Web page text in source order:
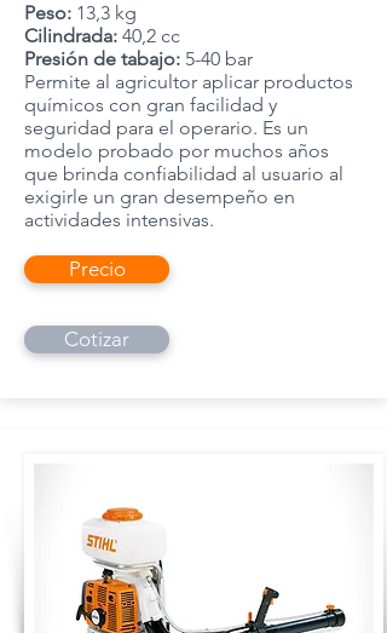
Peso: 13,3 kg
Cilindrada: 40,2 cc
Presión de tabajo: 5-40 bar
Permite al agricultor aplicar productos
químicos con gran facilidad y
seguridad para el operario. Es un
modelo probado por muchos años
que brinda confiabilidad al usuario al
exigirle un gran desempeño en
actividades intensivas.
Precio
Cotizar